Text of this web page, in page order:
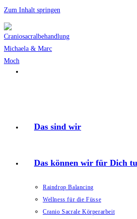
Zum Inhalt springen
Das sind wir
Das können wir für Dich
Raindrop Balancing
Wellness für die Füsse
Cranio Sacrale Körperarbeit
Unsere Welt
Termin gleich vereinbaren
Wir freuen uns sehr, dass wir von der
wurden, einen Vortrag über unser